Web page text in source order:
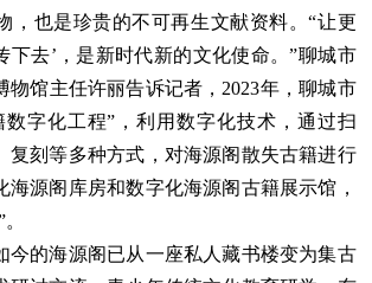
也是珍贵的不可再生文献资料。“让更
下去’，是新时代新的文化使命。”聊城市
物馆主任许丽告诉记者，2023年，聊城市
数字化工程”，利用数字化技术，通过扫
复刻等多种方式，对海源阁散失古籍进行
海源阁库房和数字化海源阁古籍展示馆，
的海源阁已从一座私人藏书楼变为集古